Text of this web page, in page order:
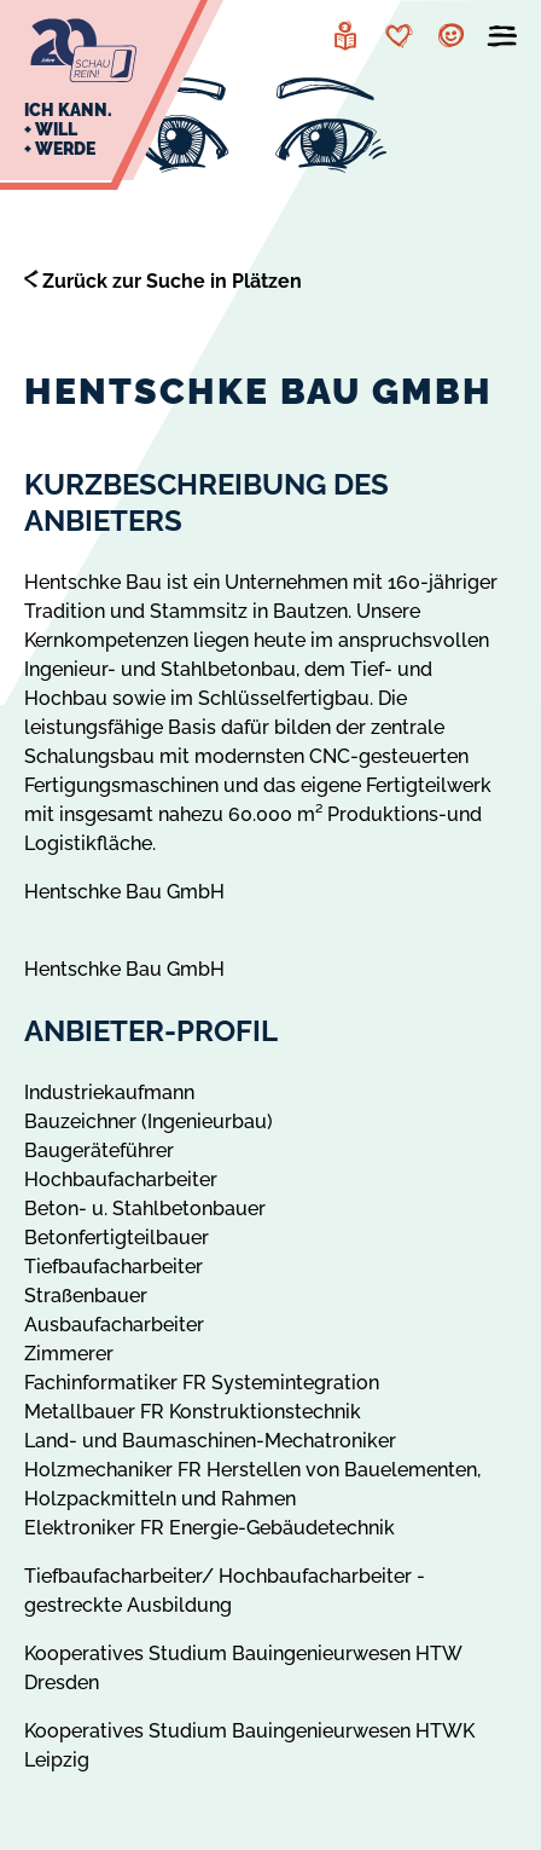
Navigation
Inhalt
Leichte
MerkzettelAccount
ICH KANN.
+ WILL
+ WERDE
Zurück zur Suche in Plätzen
HENTSCHKE BAU GMBH
KURZBESCHREIBUNG DES
ANBIETERS
Hentschke Bau ist ein Unternehmen mit 160-jähriger
Tradition und Stammsitz in Bautzen. Unsere
Kernkompetenzen liegen heute im anspruchsvollen
Ingenieur- und Stahlbetonbau, dem Tief- und
Hochbau sowie im Schlüsselfertigbau. Die
leistungsfähige Basis dafür bilden der zentrale
Schalungsbau mit modernsten CNC-gesteuerten
Fertigungsmaschinen und das eigene Fertigteilwerk
mit insgesamt nahezu 60.000 m² Produktions-und
Logistikfläche.
Hentschke Bau GmbH
Hentschke Bau GmbH
ANBIETER-PROFIL
Industriekaufmann
Bauzeichner (Ingenieurbau)
Baugeräteführer
Hochbaufacharbeiter
Beton- u. Stahlbetonbauer
Betonfertigteilbauer
Tiefbaufacharbeiter
Straßenbauer
Ausbaufacharbeiter
Zimmerer
Fachinformatiker FR Systemintegration
Metallbauer FR Konstruktionstechnik
Land- und Baumaschinen-Mechatroniker
Holzmechaniker FR Herstellen von Bauelementen,
Holzpackmitteln und Rahmen
Elektroniker FR Energie-Gebäudetechnik
Tiefbaufacharbeiter/ Hochbaufacharbeiter -
gestreckte Ausbildung
Kooperatives Studium Bauingenieurwesen HTW
Dresden
Kooperatives Studium Bauingenieurwesen HTWK
Leipzig